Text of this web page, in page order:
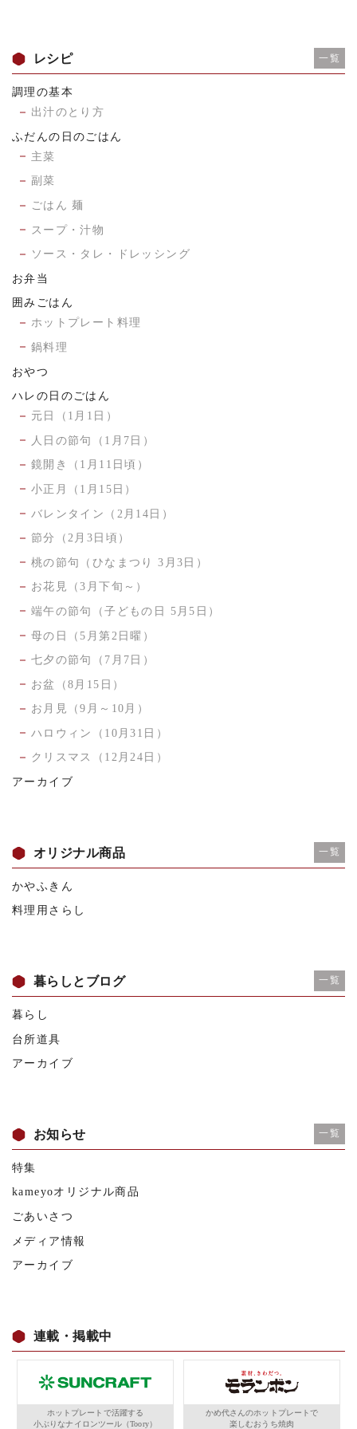
レシピ 一覧
調理の基本
出汁のとり方
ふだんの日のごはん
主菜
副菜
ごはん 麺
スープ・汁物
ソース・タレ・ドレッシング
お弁当
囲みごはん
ホットプレート料理
鍋料理
おやつ
ハレの日のごはん
元日（1月1日）
人日の節句（1月7日）
鏡開き（1月11日頃）
小正月（1月15日）
バレンタイン（2月14日）
節分（2月3日頃）
桃の節句（ひなまつり 3月3日）
お花見（3月下旬～）
端午の節句（子どもの日 5月5日）
母の日（5月第2日曜）
七夕の節句（7月7日）
お盆（8月15日）
お月見（9月～10月）
ハロウィン（10月31日）
クリスマス（12月24日）
アーカイブ
オリジナル商品 一覧
かやふきん
料理用さらし
暮らしとブログ 一覧
暮らし
台所道具
アーカイブ
お知らせ 一覧
特集
kameyoオリジナル商品
ごあいさつ
メディア情報
アーカイブ
連載・掲載中
ホットプレートで活躍する
小ぶりなナイロンツール（Toory）
かめ代さんのホットプレートで
楽しむおうち焼肉